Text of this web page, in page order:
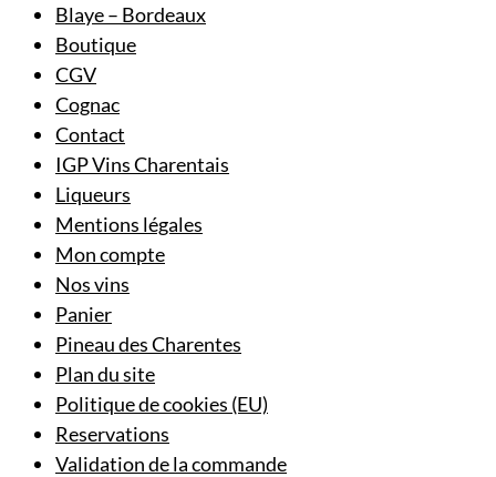
Blaye – Bordeaux
Boutique
CGV
Cognac
Contact
IGP Vins Charentais
Liqueurs
Mentions légales
Mon compte
Nos vins
Panier
Pineau des Charentes
Plan du site
Politique de cookies (EU)
Reservations
Validation de la commande